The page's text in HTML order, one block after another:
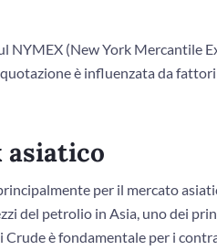
(New York Mercantile
è influenzata da
asiatico
per il mercato
del petrolio in Asia, uno dei
è fondamentale per i